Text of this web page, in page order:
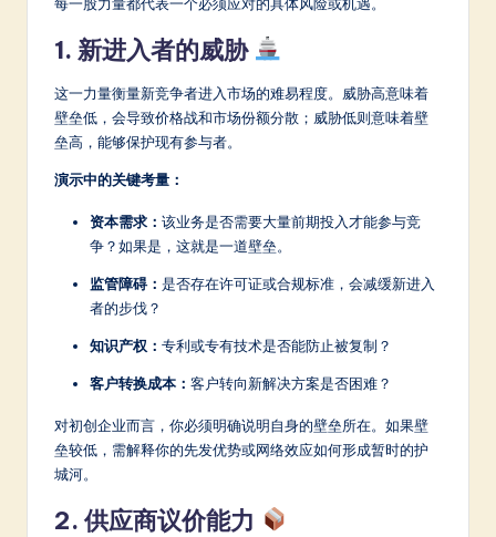
o
ti
o
1. 新进入者的威胁
这一力量衡量新竞争者进入市场的难易程度。威胁高意味着
壁垒低，会导致价格战和市场份额分散；威胁低则意味着壁
垒高，能够保护现有参与者。
演示中的关键考量：
资本需求： 该业务是否需要大量前期投入才能参与竞
争？如果是，这就是一道壁垒。
监管障碍： 是否存在许可证或合规标准，会减缓新进入
者的步伐？
知识产权： 专利或专有技术是否能防止被复制？
客户转换成本： 客户转向新解决方案是否困难？
对初创企业而言，你必须明确说明自身的壁垒所在。如果壁
垒较低，需解释你的先发优势或网络效应如何形成暂时的护
城河。
2. 供应商议价能力